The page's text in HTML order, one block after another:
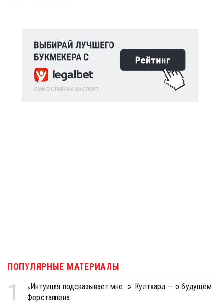
ПОПУЛЯРНЫЕ МАТЕРИАЛЫ
1
«Интуиция подсказывает мне...»: Култхард — о будущем
Ферстаппена